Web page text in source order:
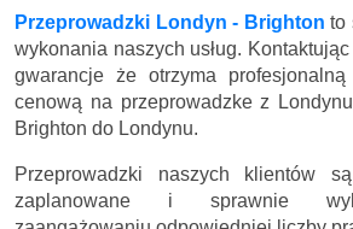
Przeprowadzki Londyn - Brighton to
wykonania naszych usług.
gwarancje że otrzyma
cenową na przeprowadzke z
Brighton do Londynu.
Przeprowadzki naszych klientów
zaplanowane i sprawnie